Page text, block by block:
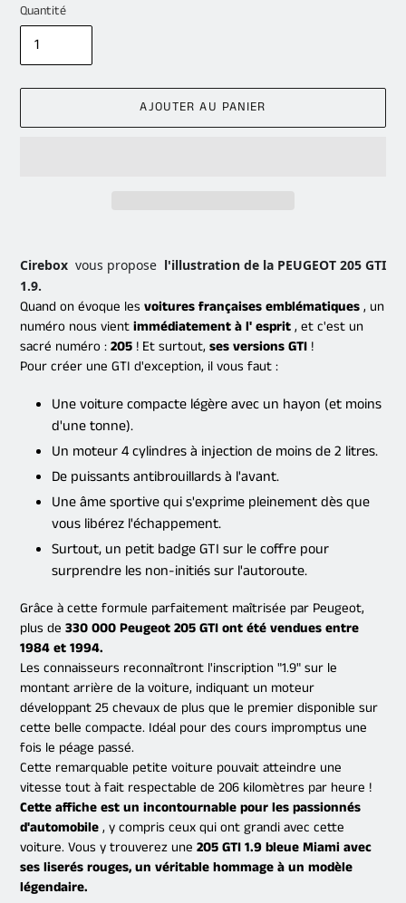
Quantité
AJOUTER AU PANIER
d'un
à
votre
panier
Cirebox vous propose l'illustration de la PEUGEOT 205 GTI
1.9.
Quand on évoque les voitures françaises emblématiques, un
numéro nous vientimmédiatement à l' esprit, et c'est un
sacré numéro :205 ! Et surtout, ses versions GTI !
Pour créer une GTI d'exception, il vous faut :
Une voiture compacte légère avec un hayon (et moins
d'une tonne).
Un moteur 4 cylindres à injection de moins de 2 litres.
De puissants antibrouillards à l'avant.
Une âme sportive qui s'exprime pleinement dès que
vous libérez l'échappement.
Surtout, un petit badge GTI sur le coffre pour
surprendre les non-initiés sur l'autoroute.
Grâce à cette formule parfaitement maîtrisée par Peugeot,
plus de 330 000 Peugeot 205 GTI ont été vendues entre
1984 et 1994.
Les connaisseurs reconnaîtront l'inscription "1.9" sur le
montant arrière de la voiture, indiquant un moteur
développant 25 chevaux de plus que le premier disponible sur
cette belle compacte. Idéal pour des cours impromptus une
fois le péage passé.
Cette remarquable petite voiture pouvait atteindre une
vitesse tout à fait respectable de 206 kilomètres par heure !
Cette affiche est un incontournable pour les passionnés
d'automobile, y compris ceux qui ont grandi avec cette
voiture. Vous y trouverez une 205 GTI 1.9 bleue Miami avec
ses liserés rouges, un véritable hommage à un modèle
légendaire.